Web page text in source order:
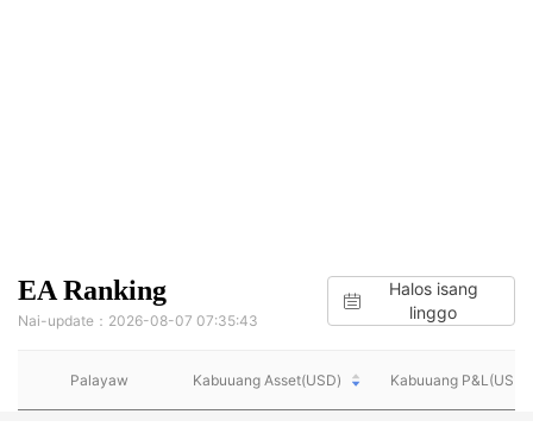
EA Ranking
Nai-update：2026-08-07 07:35:43
Halos isang
linggo
Palayaw Kabuuang Asset(USD) Kabuuang P&L(USD)